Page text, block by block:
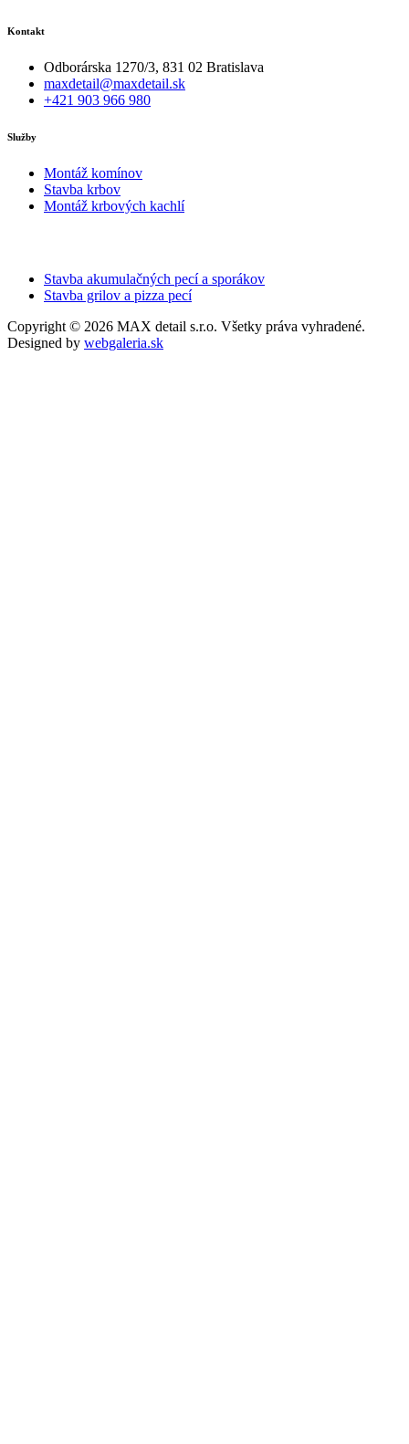
Kontakt
Odborárska 1270/3, 831 02 Bratislava
maxdetail@maxdetail.sk
+421 903 966 980
Služby
Montáž komínov
Stavba krbov
Montáž krbových kachlí
Stavba akumulačných pecí a sporákov
Stavba grilov a pizza pecí
Copyright © 2026 MAX detail s.r.o. Všetky práva vyhradené.
Designed by webgaleria.sk